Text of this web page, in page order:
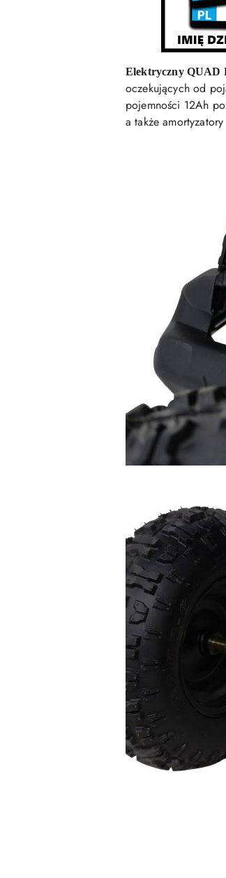
Elektryczny QUAD
oczekujących od
pojemności 12Ah
a także amortyzatory